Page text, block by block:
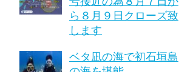
ら８月９日クローズ致
します
ベタ凪の海で初石垣島